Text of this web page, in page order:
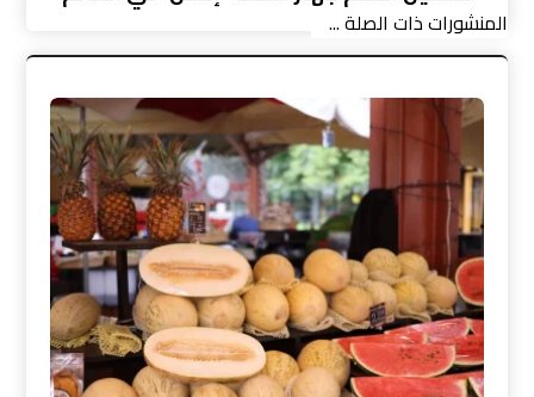
المنشورات ذات الصلة ...